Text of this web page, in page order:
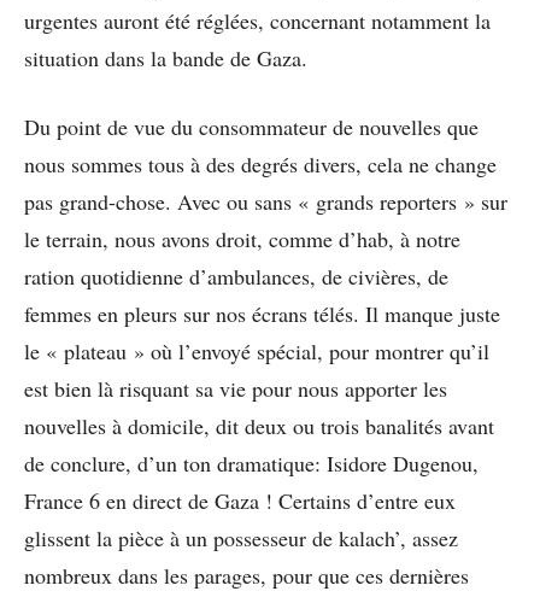
urgentes auront été réglées, concernant notamment la
situation dans la bande de Gaza.
Du point de vue du consommateur de nouvelles que
nous sommes tous à des degrés divers, cela ne change
pas grand-chose. Avec ou sans « grands reporters » sur
le terrain, nous avons droit, comme d’hab, à notre
ration quotidienne d’ambulances, de civières, de
femmes en pleurs sur nos écrans télés. Il manque juste
le « plateau » où l’envoyé spécial, pour montrer qu’il
est bien là risquant sa vie pour nous apporter les
nouvelles à domicile, dit deux ou trois banalités avant
de conclure, d’un ton dramatique: Isidore Dugenou,
France 6 en direct de Gaza ! Certains d’entre eux
glissent la pièce à un possesseur de kalach’, assez
nombreux dans les parages, pour que ces dernières